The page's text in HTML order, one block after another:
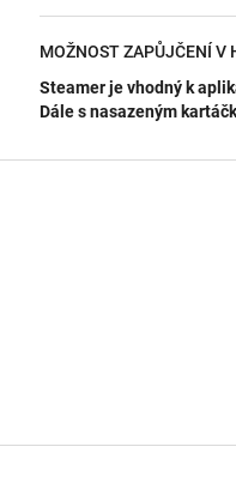
MOŽNOST ZAPŮJČENÍ V
Steamer je vhodný k
Dále s nasazeným